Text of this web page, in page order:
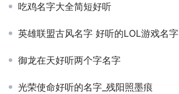
吃鸡名字大全简短好听
英雄联盟古风名字 好听的LOL游戏名字
御龙在天好听两个字名字
光荣使命好听的名字_残阳照墨痕